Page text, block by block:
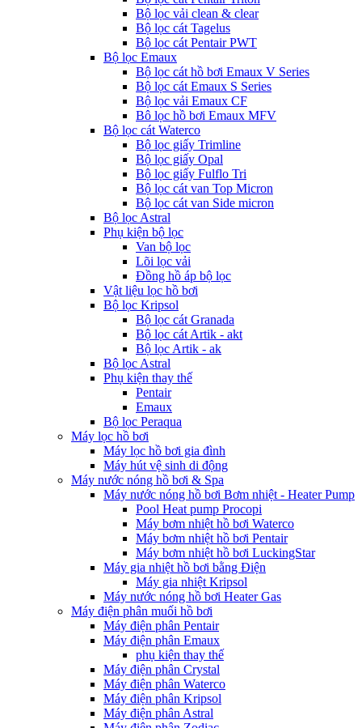
Bộ lọc vải clean & clear
Bộ lọc cát Tagelus
Bộ lọc cát Pentair PWT
Bộ lọc Emaux
Bộ lọc cát hồ bơi Emaux V Series
Bộ lọc cát Emaux S Series
Bộ lọc vải Emaux CF
Bô lọc hồ bơi Emaux MFV
Bộ lọc cát Waterco
Bộ lọc giấy Trimline
Bộ lọc giấy Opal
Bộ lọc giấy Fulflo Tri
Bộ lọc cát van Top Micron
Bộ lọc cát van Side micron
Bộ lọc Astral
Phụ kiện bộ lọc
Van bộ lọc
Lõi lọc vải
Đồng hồ áp bộ lọc
Vật liệu lọc hồ bơi
Bộ lọc Kripsol
Bộ lọc cát Granada
Bộ lọc cát Artik - akt
Bộ lọc Artik - ak
Bộ lọc Astral
Phụ kiện thay thế
Pentair
Emaux
Bộ lọc Peraqua
Máy lọc hồ bơi
Máy lọc hồ bơi gia đình
Máy hút vệ sinh di động
Máy nước nóng hồ bơi & Spa
Máy nước nóng hồ bơi Bơm nhiệt - Heater Pump
Pool Heat pump Procopi
Máy bơm nhiệt hồ bơi Waterco
Máy bơm nhiệt hồ bơi Pentair
Máy bơm nhiệt hồ bơi LuckingStar
Máy gia nhiệt hồ bơi bằng Điện
Máy gia nhiệt Kripsol
Máy nước nóng hồ bơi Heater Gas
Máy điện phân muối hồ bơi
Máy điện phân Pentair
Máy điện phân Emaux
phụ kiện thay thế
Máy điện phân Crystal
Máy điện phân Waterco
Máy điện phân Kripsol
Máy điện phân Astral